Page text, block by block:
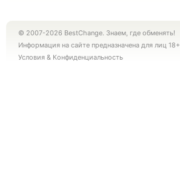
© 2007-2026 BestChange. Знаем, где обменять!
Информация на сайте предназначена для лиц 18+
Условия & Конфиденциальность